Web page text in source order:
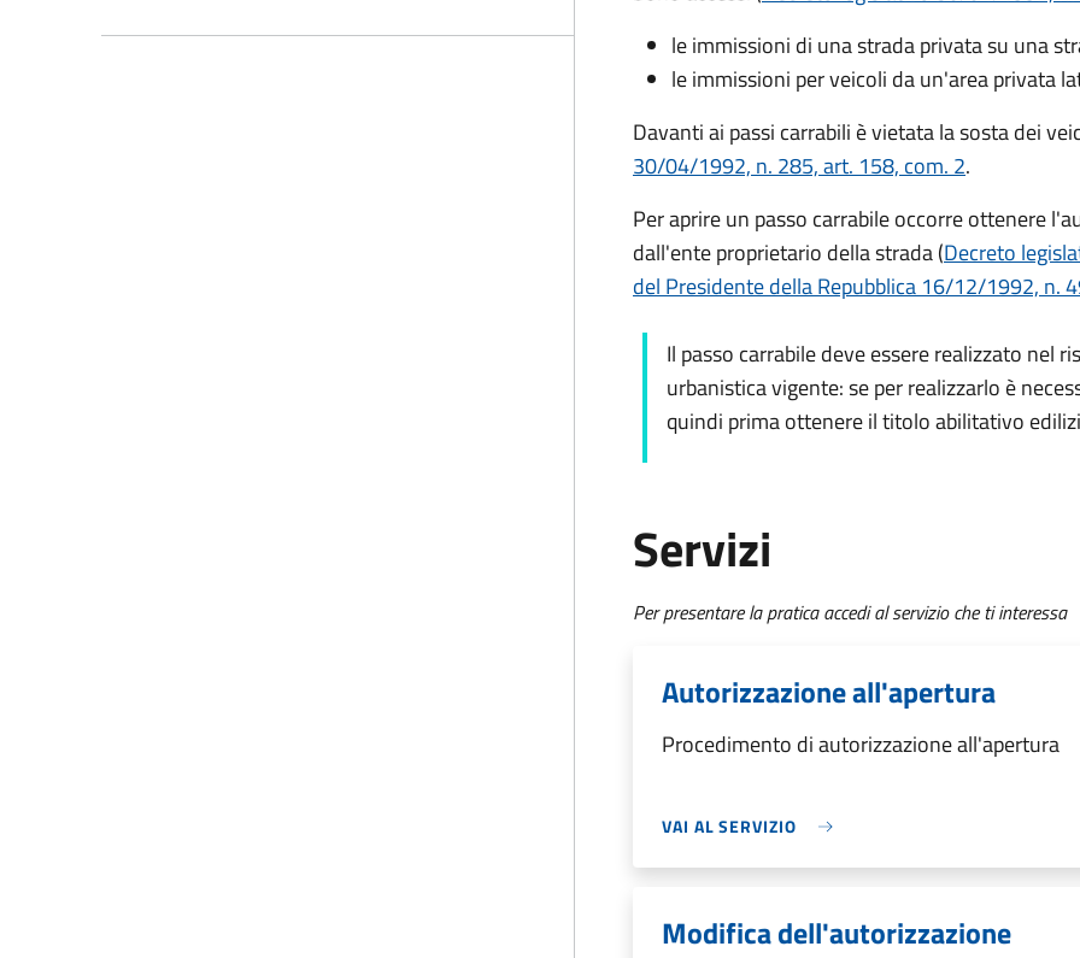
le immissioni di una strada privata su una
le immissioni per veicoli da un'area privata
Davanti ai passi carrabili è vietata la sosta dei
30/04/1992, n. 285, art. 158, com. 2.
Per aprire un passo carrabile occorre ottenere
dall'ente proprietario della strada (Decreto
del Presidente della Repubblica 16/12/1992, n.
Il passo carrabile deve essere realizzato nel
urbanistica vigente: se per realizzarlo è
quindi prima ottenere il titolo abilitativo
Servizi
Per presentare la pratica accedi al servizio che ti interessa
Autorizzazione all'apertura
Procedimento di autorizzazione all'apertura
VAI AL SERVIZIO
Modifica dell'autorizzazione